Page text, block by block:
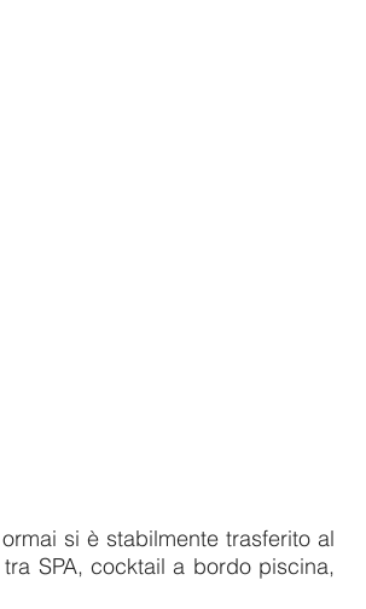
si è stabilmente trasferito al
SPA, cocktail a bordo piscina,